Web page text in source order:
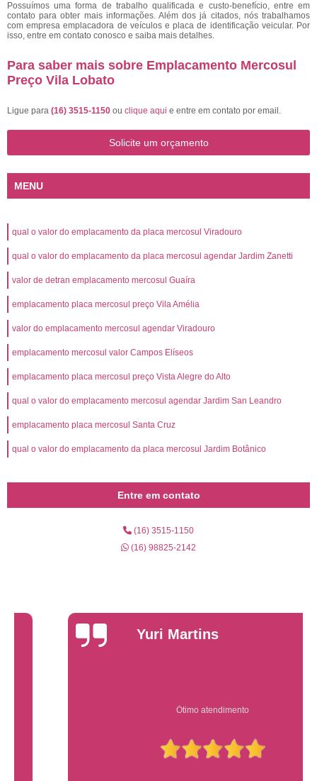
Possuímos uma forma de trabalho qualificada e custo-benefício, entre em
contato para obter mais informações. Além dos já citados, nós trabalhamos
com empresa emplacadora de veículos e placa de identificação veicular. Por
isso, entre em contato conosco e saiba mais detalhes.
Para saber mais sobre Emplacamento Mercosul
Preço Vila Lobato
Ligue para (16) 3515-1150 ou clique aqui e entre em contato por email.
Solicite um orçamento
MENU
qual o valor do emplacamento da placa mercosul Viradouro
qual o valor do emplacamento da placa mercosul agendar Jardim Zanetti
valor de detran emplacamento mercosul Guaíra
emplacamento placa mercosul preço Vila Amélia
valor do emplacamento mercosul agendar Viradouro
emplacamento mercosul valor Campos Elíseos
emplacamento placa mercosul preço Vista Alegre do Alto
qual o valor do emplacamento mercosul agendar Jardim San Leandro
emplacamento placa mercosul Santa Cruz
qual o valor do emplacamento da placa mercosul Jardim Botânico
Entre em contato
(16) 3515-1150
(16) 98825-2142
Yuri Martins
Ótimo atendimento